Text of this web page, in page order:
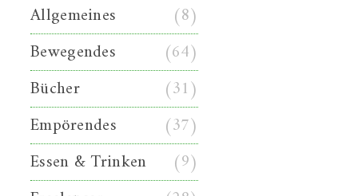
Allgemeines
(8)
Bewegendes
(64)
Bücher
(31)
Empörendes
(37)
Essen & Trinken
(9)